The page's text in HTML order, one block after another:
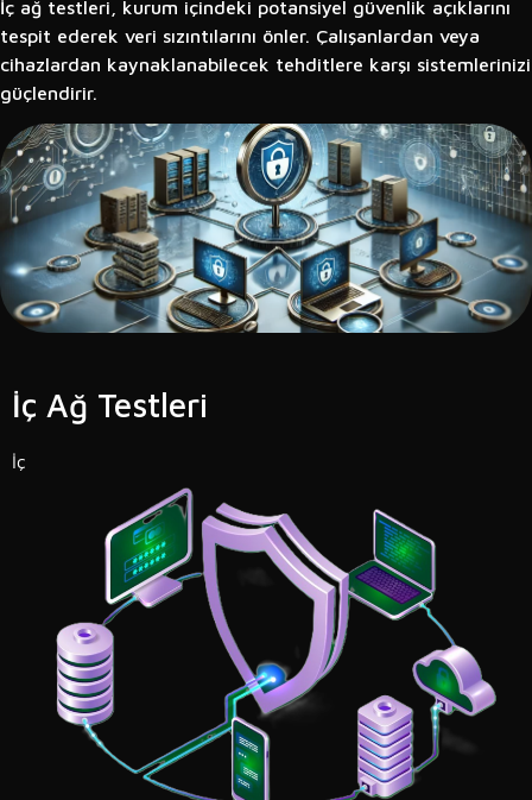
İç ağ testleri, kurum içindeki potansiyel güvenlik açıklarını
tespit ederek veri sızıntılarını önler. Çalışanlardan veya
cihazlardan kaynaklanabilecek tehditlere karşı sistemlerinizi
güçlendirir.
İç Ağ Testleri
İç